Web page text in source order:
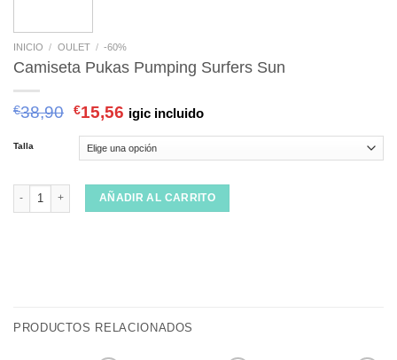
INICIO / OULET / -60%
Camiseta Pukas Pumping Surfers Sun
€38,90 €15,56 igic incluido
Talla
Camiseta Pukas Pumping Surfers Sun cantidad
AÑADIR AL CARRITO
PRODUCTOS RELACIONADOS